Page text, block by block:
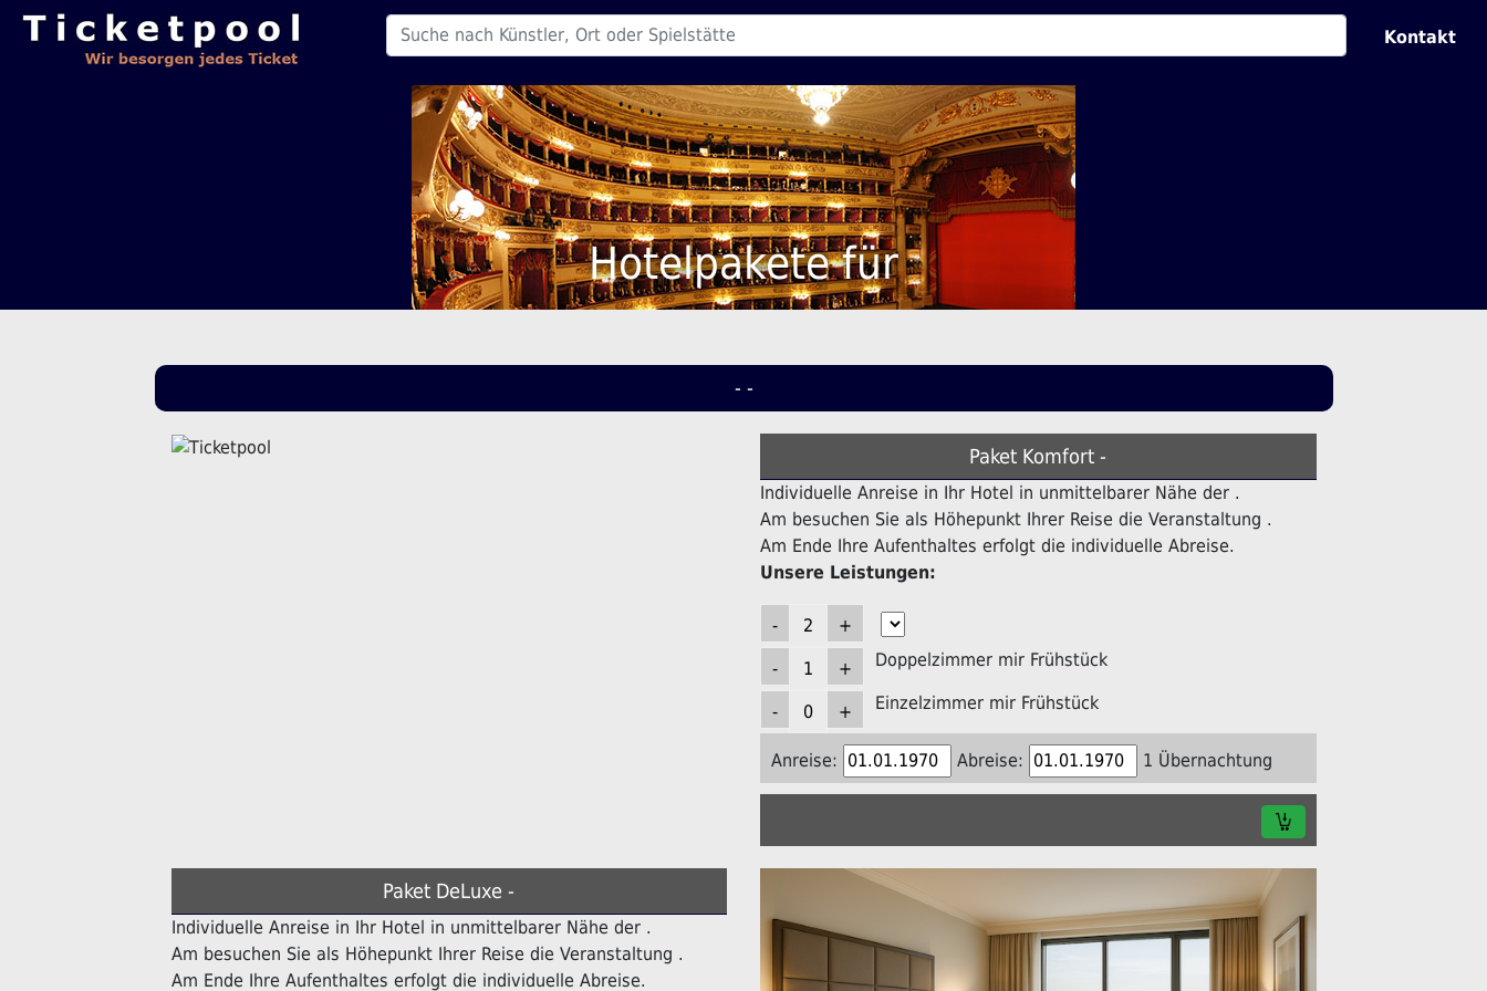
Kontakt
Hotelpakete für
- -
Paket Komfort -
Individuelle Anreise in Ihr Hotel in unmittelbarer Nähe der .
Am besuchen Sie als Höhepunkt Ihrer Reise die Veranstaltung .
Am Ende Ihre Aufenthaltes erfolgt die individuelle Abreise.
Unsere Leistungen:
Doppelzimmer mir Frühstück
Einzelzimmer mir Frühstück
Anreise: Abreise: 1 Übernachtung
Paket DeLuxe -
Individuelle Anreise in Ihr Hotel in unmittelbarer Nähe der .
Am besuchen Sie als Höhepunkt Ihrer Reise die Veranstaltung .
Am Ende Ihre Aufenthaltes erfolgt die individuelle Abreise.